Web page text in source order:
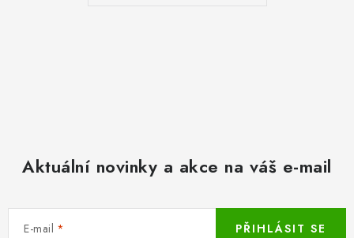
Aktuální novinky a akce na váš e-mail
E-mail PŘIHLÁSIT SE